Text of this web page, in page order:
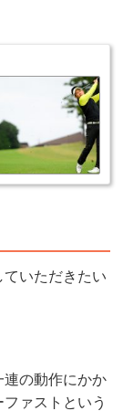
いただきたい
連の動作にかか
ァストという